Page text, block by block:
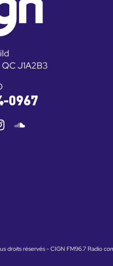
J1A2B3
0967
droits réservés - CIGN FM96.7 Radio